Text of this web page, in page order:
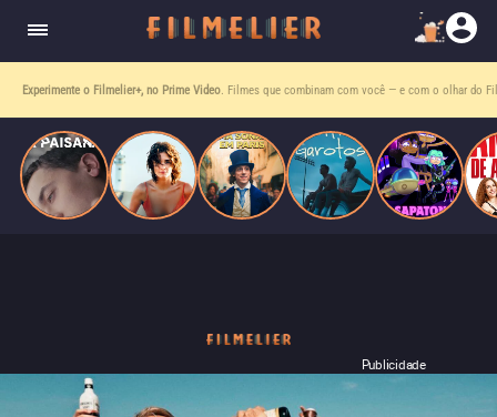
Entre tantas opções,receba o que mais vale seu tempo!
Toda sexta, no seu e-mail.
Publicidade
quando se apaixona por um de seus alvos.